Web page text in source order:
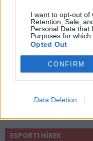
I want to opt-out of
Retention, Sale,
Personal Data that
Purposes for which
Opted Out
CONFIRM
Data Deletion
ESPORT1 HÍREK